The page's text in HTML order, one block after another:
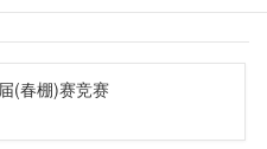
先
(春棚)赛竞赛